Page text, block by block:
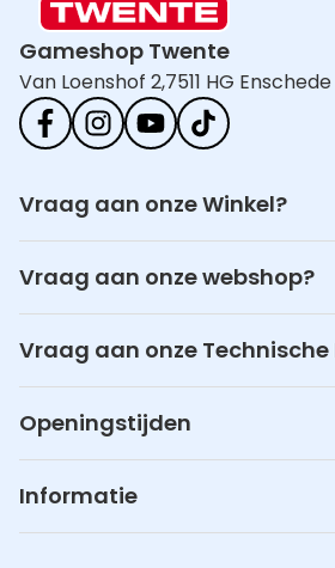
Gameshop Twente
Van Loenshof 2,7511 HG Enschede
Vraag aan onze Winkel?
Vraag aan onze webshop?
Vraag aan onze Technische
Openingstijden
Informatie